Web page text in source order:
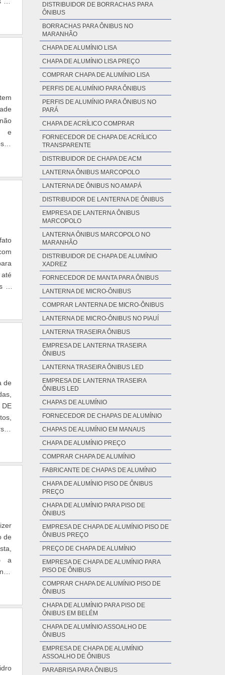
é
e
e
e
e
e
de
a
é
do
e
de
a
DISTRIBUIDOR DE BORRACHAS PARA
ÔNIBUS
BORRACHAS PARA ÔNIBUS NO
MARANHÃO
CHAPA DE ALUMÍNIO LISA
CHAPA DE ALUMÍNIO LISA PREÇO
COMPRAR CHAPA DE ALUMÍNIO LISA
PERFIS DE ALUMÍNIO PARA ÔNIBUS
PERFIS DE ALUMÍNIO PARA ÔNIBUS NO
PARÁ
CHAPA DE ACRÍLICO COMPRAR
FORNECEDOR DE CHAPA DE ACRÍLICO
TRANSPARENTE
DISTRIBUIDOR DE CHAPA DE ACM
LANTERNA ÔNIBUS MARCOPOLO
LANTERNA DE ÔNIBUS NO AMAPÁ
DISTRIBUIDOR DE LANTERNA DE ÔNIBUS
EMPRESA DE LANTERNA ÔNIBUS
MARCOPOLO
LANTERNA ÔNIBUS MARCOPOLO NO
MARANHÃO
DISTRIBUIDOR DE CHAPA DE ALUMÍNIO
XADREZ
FORNECEDOR DE MANTA PARA ÔNIBUS
LANTERNA DE MICRO-ÔNIBUS
COMPRAR LANTERNA DE MICRO-ÔNIBUS
LANTERNA DE MICRO-ÔNIBUS NO PIAUÍ
LANTERNA TRASEIRA ÔNIBUS
EMPRESA DE LANTERNA TRASEIRA
ÔNIBUS
LANTERNA TRASEIRA ÔNIBUS LED
EMPRESA DE LANTERNA TRASEIRA
ÔNIBUS LED
CHAPAS DE ALUMÍNIO
FORNECEDOR DE CHAPAS DE ALUMÍNIO
CHAPAS DE ALUMÍNIO EM MANAUS
CHAPA DE ALUMÍNIO PREÇO
COMPRAR CHAPA DE ALUMÍNIO
FABRICANTE DE CHAPAS DE ALUMÍNIO
CHAPA DE ALUMÍNIO PISO DE ÔNIBUS
PREÇO
CHAPA DE ALUMÍNIO PARA PISO DE
ÔNIBUS
EMPRESA DE CHAPA DE ALUMÍNIO PISO DE
ÔNIBUS PREÇO
PREÇO DE CHAPA DE ALUMÍNIO
EMPRESA DE CHAPA DE ALUMÍNIO PARA
PISO DE ÔNIBUS
COMPRAR CHAPA DE ALUMÍNIO PISO DE
ÔNIBUS
CHAPA DE ALUMÍNIO PARA PISO DE
ÔNIBUS EM BELÉM
CHAPA DE ALUMÍNIO ASSOALHO DE
ÔNIBUS
EMPRESA DE CHAPA DE ALUMÍNIO
ASSOALHO DE ÔNIBUS
PARABRISA PARA ÔNIBUS